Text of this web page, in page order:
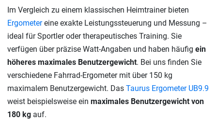
Im Vergleich zu einem klassischen Heimtrainer bieten
Ergometereine exakte Leistungssteuerung und Messung –
ideal für Sportler oder therapeutisches Training. Sie
verfügen über präzise Watt-Angaben und haben häufig ein
höheres maximales Benutzergewicht. Bei uns finden Sie
verschiedene Fahrrad-Ergometer mit über 150 kg
maximalem Benutzergewicht. Das Taurus Ergometer UB9.9
weist beispielsweise ein maximales Benutzergewicht von
180 kg auf.